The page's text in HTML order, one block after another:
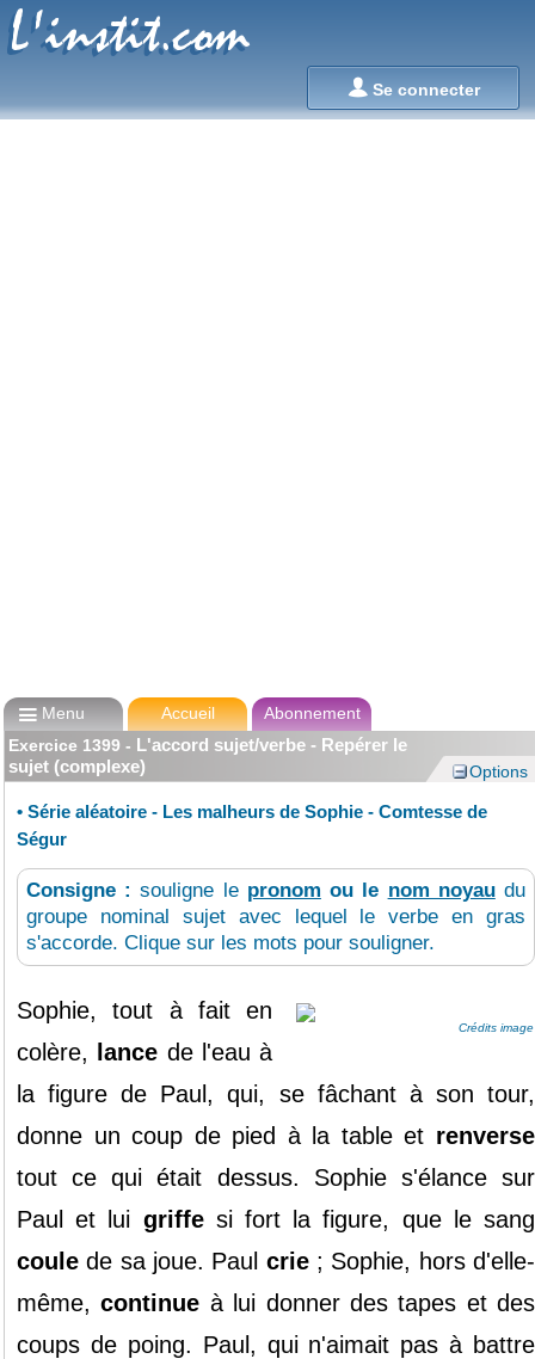
Se connecter
L'instit.com
L'instit.com
Menu Accueil
Abonnement
Exercice 1399 - L'accord sujet/verbe - Repérer le
sujet (complexe)
Options
• Série aléatoire - Les malheurs de Sophie - Comtesse de
Ségur
Consigne :souligne le pronom ou le nom noyaudu
groupe nominal sujet avec lequel le verbe en gras
s'accorde. Clique sur les mots pour souligner.
Crédits image
Sophie, tout à fait en
colère, lance de l'eau à
lafigure de Paul, qui, se fâchantà sontour,
donne uncoup de pied à la tableet renverse
tout ce qui était dessus. Sophies'élancesur
Paul et lui griffesi fort lafigure, que lesang
coule de sa joue. Paul crie; Sophie, hors d'elle-
même,continue à lui donnerdestapes et des
coups de poing. Paul, qui n'aimait pas à battre